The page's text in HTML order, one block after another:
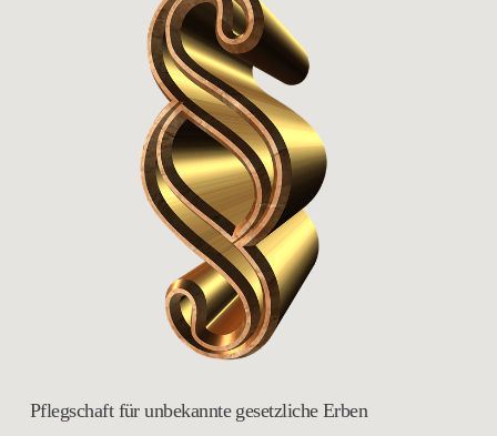
Pflegschaft für unbekannte gesetzliche Erben